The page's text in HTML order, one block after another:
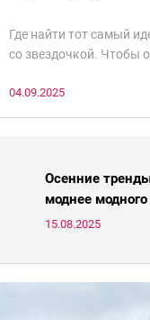
Где найти тот самый
со звездочкой. Чтобы
паники.
04.09.2025
Осенние
моднее
носить, а что нет
15.08.2025